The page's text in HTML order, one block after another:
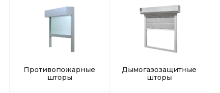
Противопожарные
шторы
Дымогазозащитные
шторы